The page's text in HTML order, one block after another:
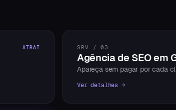
ATRAI SRV / 03
Agência de SEO em
Apareça sem pagar por cada
Ver detalhes →